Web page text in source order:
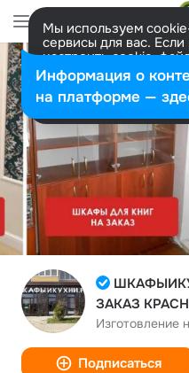
Мы используем
сервисы для вас.
настроить cookie-
представитель.
Разрешить все
ЗАКАЗ
Изготовление
Подписаться
Информация о
на платформе —